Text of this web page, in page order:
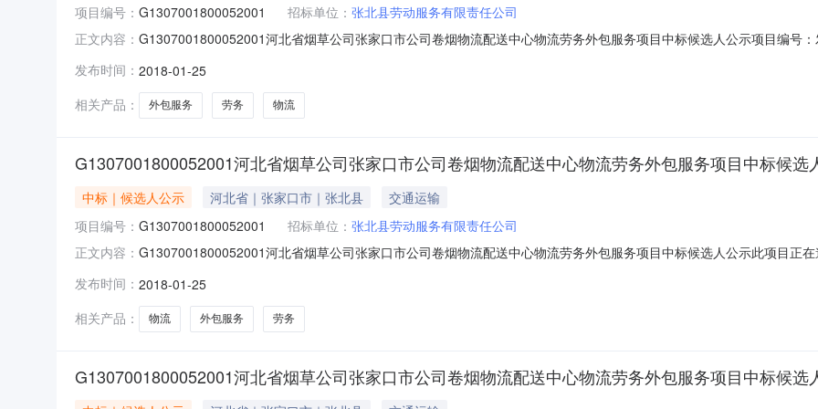
项目编号： G1307001800052001 招标单位： 张北县劳动服务有限责任公司
正文内容： G1307001800052001河北省烟草公司张家口市公司卷烟物流配送中心物流劳务外包服务项目中标候选人公示项目编号
标公告。在报名截止时间前，共有3家单位报名并购买了招标文件。二、开标、评标过程1、开标截止到2018年1月25日
发布时间： 2018-01-25
相关产品：
外包服务 劳务 物流
G1307001800052001河北省烟草公司张家口市公司卷烟物流配送中心物流劳务外包服务项目中标候选
中标｜候选人公示 河北省｜张家口市｜张北县
交通运输
项目编号： G1307001800052001 招标单位： 张北县劳动服务有限责任公司
正文内容： G1307001800052001河北省烟草公司张家口市公司卷烟物流配送中心物流劳务外包服务项目中标候选人公示此项目正
标、评标过程1、开标截止到2018年1月25日下午2时00分，共有3家投标单位递交了投标文件。名单如下：张北县劳动
意人力资源开
发布时间： 2018-01-25
相关产品：
物流 外包服务 劳务
G1307001800052001河北省烟草公司张家口市公司卷烟物流配送中心物流劳务外包服务项目中标候选